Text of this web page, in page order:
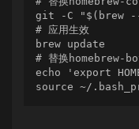
git -C "$(brew --
# 应用生效
brew update
# 替换homebrew-
echo 'export
source ~/